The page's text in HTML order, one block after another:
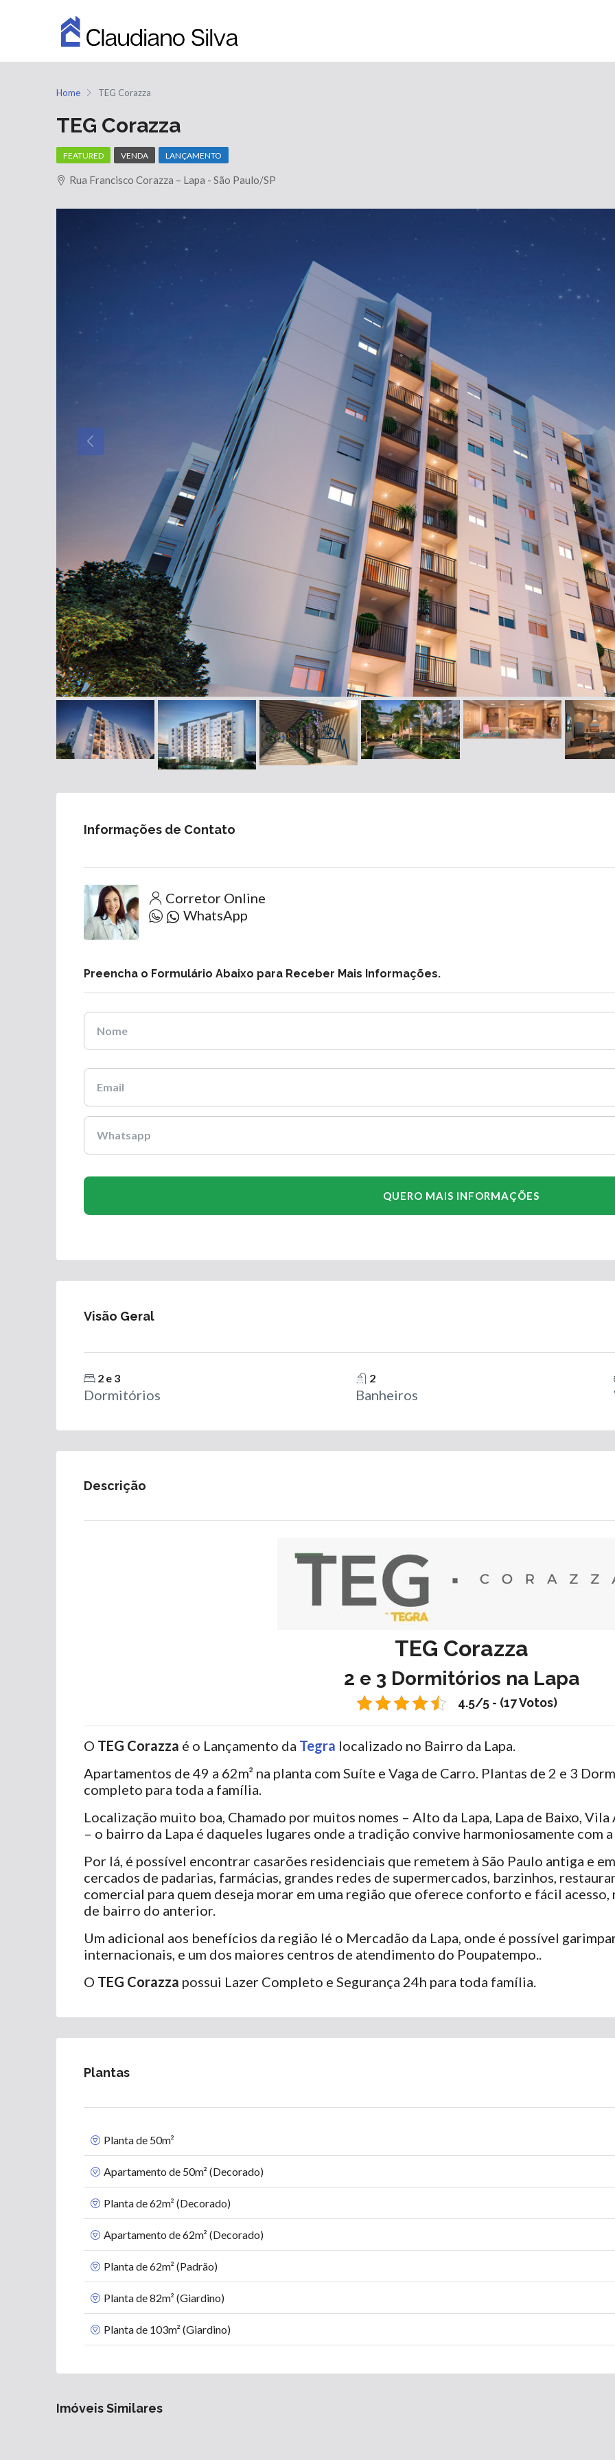
Home TEG Corazza
TEG Corazza
FEATURED VENDA LANÇAMENTO
Rua Francisco Corazza – Lapa - São Paulo/SP
Informações de Contato
Corretor Online
WhatsApp
Preencha o Formulário Abaixo para Receber Mais Informações.
Visão Geral
2 e 3
Dormitórios
2
Banheiros
Descrição
TEG Corazza
2 e 3 Dormitórios na Lapa
4.5/5 - (17 Votos)
O TEG Corazza é o Lançamento da Tegra localizado no Bairro da Lapa.
Apartamentos de 49 a 62m² na planta com Suíte e Vaga de Carro. Plantas de 2 e 3
completo para toda a família.
Localização muito boa, Chamado por muitos nomes – Alto da Lapa, Lapa de Baixo,
– o bairro da Lapa é daqueles lugares onde a tradição convive harmoniosamente com
Por lá, é possível encontrar casarões residenciais que remetem à São Paulo antiga e
cercados de padarias, farmácias, grandes redes de supermercados, barzinhos,
comercial para quem deseja morar em uma região que oferece conforto e fácil acesso,
de bairro do anterior.
Um adicional aos benefícios da região lé o Mercadão da Lapa, onde é possível
internacionais, e um dos maiores centros de atendimento do Poupatempo..
O TEG Corazza possui Lazer Completo e Segurança 24h para toda família.
Plantas
Planta de 50m²
Apartamento de 50m² (Decorado)
Planta de 62m² (Decorado)
Apartamento de 62m² (Decorado)
Planta de 62m² (Padrão)
Planta de 82m² (Giardino)
Planta de 103m² (Giardino)
Imóveis Similares